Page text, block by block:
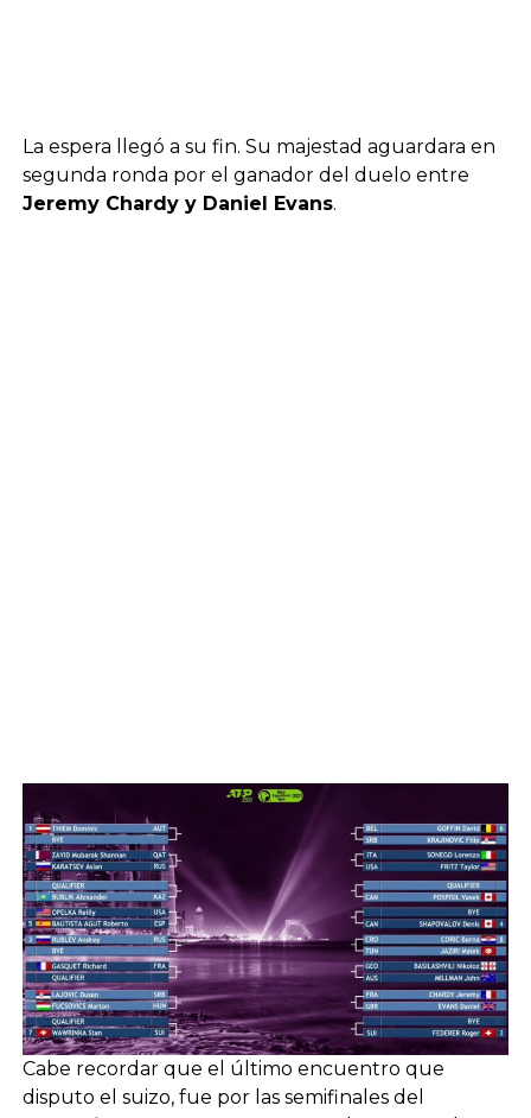
La espera llegó a su fin. Su majestad aguardara en
segunda ronda por el ganador del duelo entre
Jeremy Chardy y Daniel Evans.
Cabe recordar que el último encuentro que
disputo el suizo, fue por las semifinales del